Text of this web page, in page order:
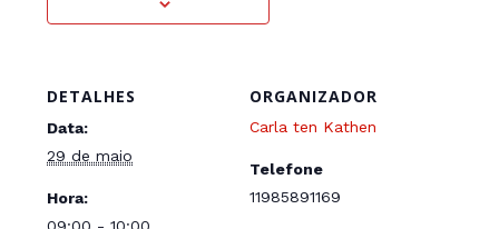
DETALHES
Data:
29 de maio
Hora:
ORGANIZADOR
Carla ten Kathen
Telefone
11985891169